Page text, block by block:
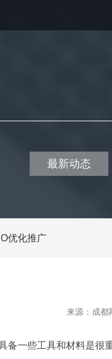
最新动态
优化推广
来源： 成都
一些工具和材料是很